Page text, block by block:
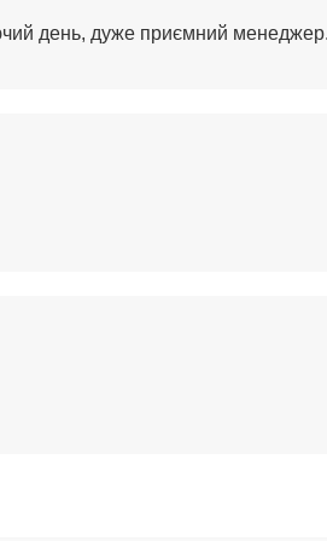
день, дуже приємний менеджер.